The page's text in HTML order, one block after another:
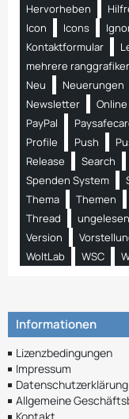
Hervorheben
Icon
Icons
Kontaktformular
mehrere
Neu
Neuerungen
Newsletter
Online
PayPal
Profile
Push
Release
Search
Spenden System
Thema
Themen
Thread
ungelesen
Version
WoltLab
WSC
Informationen
Lizenzbedingungen
Impressum
Datenschutzerklärung
Allgemeine